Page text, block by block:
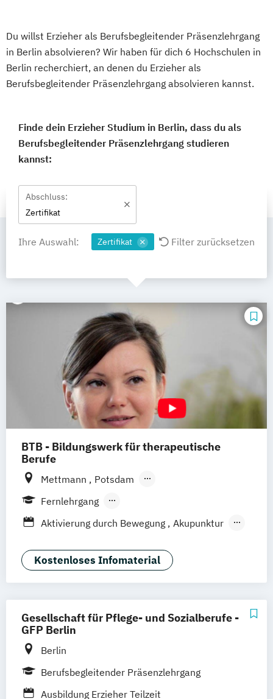
Du willst Erzieher als Berufsbegleitender Präsenzlehrgang
in Berlin absolvieren? Wir haben für dich 6 Hochschulen in
Berlin recherchiert, an denen du Erzieher als
Berufsbegleitender Präsenzlehrgang absolvieren kannst.
Finde dein Erzieher Studium in Berlin, dass du als
Berufsbegleitender Präsenzlehrgang studieren
kannst:
Abschluss:
Zertifikat
Ihre Auswahl: Zertifikat Filter zurücksetzen
BTB - Bildungswerk für therapeutische
Berufe
Mettmann
Potsdam
Remscheid (Hauptsitz)
Leichlingen
Frankfurt am Main
Augsburg Horstmar
Neustadt an der Weinstraße
Nürnberg Bochum München Bremen
Bingen
Fernlehrgang
Berufsbegleitender Präsenzlehrgang
Aktivierung durch Bewegung
Akupunktur
Betreuungskraft nach § 43 b
53 c Fachrichtung "Betreuung in der
Biochemie nach Dr. Schüßler / Schüßler-
Coach für Kinderentspannung
Entspannungspädagoge/-in -
Kostenloses Infomaterial
Gesellschaft für Pflege- und Sozialberufe -
GFP Berlin
Berlin
Berufsbegleitender Präsenzlehrgang
Ausbildung Erzieher Teilzeit